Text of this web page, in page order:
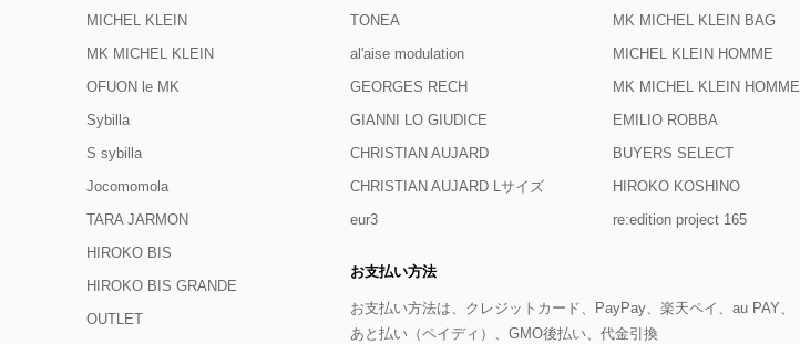
MICHEL KLEIN
MK MICHEL KLEIN
OFUON le MK
Sybilla
S sybilla
Jocomomola
TARA JARMON
TONEA
al'aise modulation
GEORGES RECH
GIANNI LO GIUDICE
CHRISTIAN AUJARD
CHRISTIAN AUJARD Lサイズ
eur3
MK MICHEL KLEIN BAG
MICHEL KLEIN HOMME
MK MICHEL KLEIN HOMME
EMILIO ROBBA
BUYERS SELECT
HIROKO KOSHINO
re:edition project 165
HIROKO BIS
HIROKO BIS GRANDE
OUTLET
お支払い方法
お支払い方法は、クレジットカード、PayPay、楽天ペイ、au PAY、
あと払い（ペイディ）、GMO後払い、代金引換